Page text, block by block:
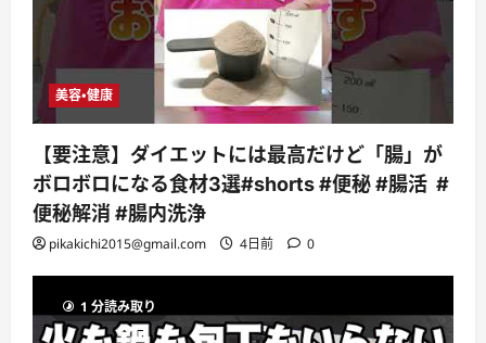
美容・健康
【要注意】ダイエットには最高だけど「腸」が
ボロボロになる食材3選#shorts #便秘 #腸活 #
便秘解消 #腸内洗浄
pikakichi2015@gmail.com 4日前 0
1 分読み取り